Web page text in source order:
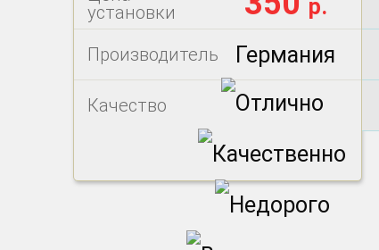
установки
р.
Производитель Германия
Качество